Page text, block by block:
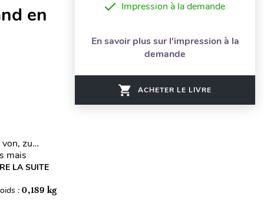
en
von, zu…
mais
LA SUITE
:0,189 kg
Impression à la demande
En savoir plus sur l'impression à la
demande
ACHETER LE LIVRE